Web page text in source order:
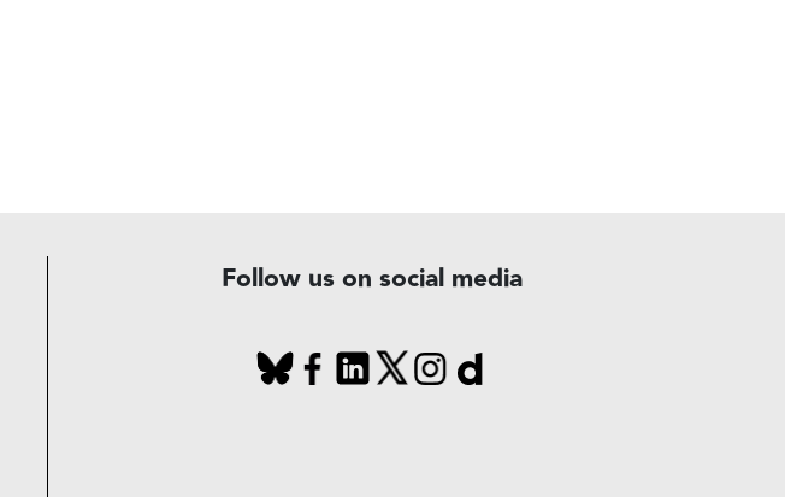
Follow us on social media